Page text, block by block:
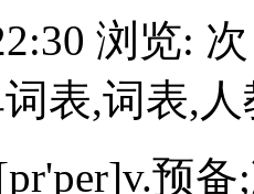
浏览: 次
表,词表,
预备;